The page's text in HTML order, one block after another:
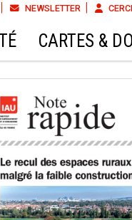
NEWSLETTER
CARTES &